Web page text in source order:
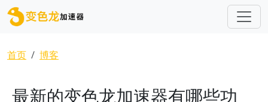
跳转到主要内容
面包屑
首页 博客
最新的变色龙加速器有哪些功